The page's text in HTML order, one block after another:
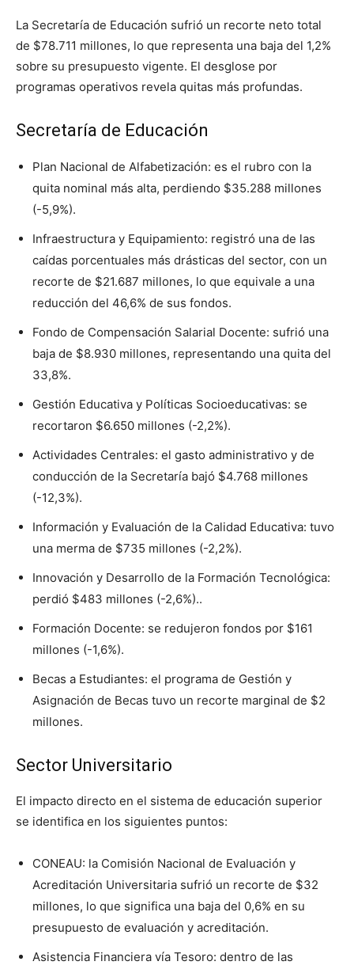
La Secretaría de Educación sufrió un recorte neto total
de $78.711 millones, lo que representa una baja del 1,2%
sobre su presupuesto vigente. El desglose por
programas operativos revela quitas más profundas.
Secretaría de Educación
Plan Nacional de Alfabetización: es el rubro con la
quita nominal más alta, perdiendo $35.288 millones
(-5,9%).
Infraestructura y Equipamiento: registró una de las
caídas porcentuales más drásticas del sector, con un
recorte de $21.687 millones, lo que equivale a una
reducción del 46,6% de sus fondos.
Fondo de Compensación Salarial Docente: sufrió una
baja de $8.930 millones, representando una quita del
33,8%.
Gestión Educativa y Políticas Socioeducativas: se
recortaron $6.650 millones (-2,2%).
Actividades Centrales: el gasto administrativo y de
conducción de la Secretaría bajó $4.768 millones
(-12,3%).
Información y Evaluación de la Calidad Educativa: tuvo
una merma de $735 millones (-2,2%).
Innovación y Desarrollo de la Formación Tecnológica:
perdió $483 millones (-2,6%)..
Formación Docente: se redujeron fondos por $161
millones (-1,6%).
Becas a Estudiantes: el programa de Gestión y
Asignación de Becas tuvo un recorte marginal de $2
millones.
Sector Universitario
El impacto directo en el sistema de educación superior
se identifica en los siguientes puntos:
CONEAU: la Comisión Nacional de Evaluación y
Acreditación Universitaria sufrió un recorte de $32
millones, lo que significa una baja del 0,6% en su
presupuesto de evaluación y acreditación.
Asistencia Financiera vía Tesoro: dentro de las